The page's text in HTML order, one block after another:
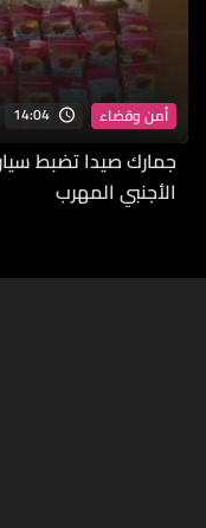
أمن وقضاء 14:04
جمارك صيدا تضبط
الأجنبي المهرب